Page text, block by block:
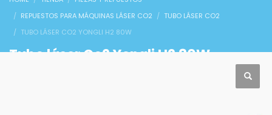
REPUESTOS PARA MÁQUINAS LÁSER CO2
TUBO LÁSER CO2
TUBO LÁSER CO2 YONGLI H2 80W
Tubo láser Co2 Yongli H2 80W